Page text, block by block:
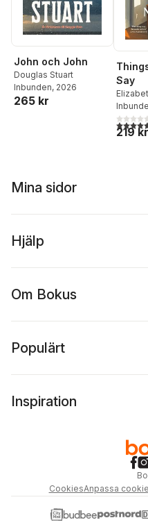
John och John
Douglas Stuart
Inbunden, 2026
265 kr
Say
5,0utav
219 kr
Mina sidor
Hjälp
Om Bokus
Populärt
Inspiration
CookiesAnpassa